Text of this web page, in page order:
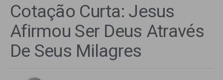
Cotação Curta: Jesus
Afirmou Ser Deus Através
De Seus Milagres